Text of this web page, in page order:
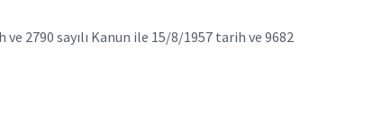
2790 sayılı Kanun ile 15/8/1957 tarih ve 9682